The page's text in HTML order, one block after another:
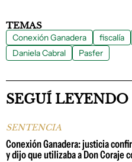
TEMAS
Conexión Ganadera fiscalía
Daniela Cabral
Pasfer
SEGUÍ LEYENDO
SENTENCIA
Conexión Ganadera: justicia
y dijo que utilizaba a Don Coraje